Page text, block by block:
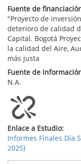
Fuente de
"Proyecto de
deterioro de calidad
Capital. Bogotá
la calidad del Aire,
más justa
Fuente de
N.A.
Enlace a Estudio:
Informes Finales Día
2025)